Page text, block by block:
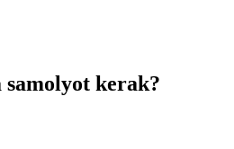
samolyot kerak?